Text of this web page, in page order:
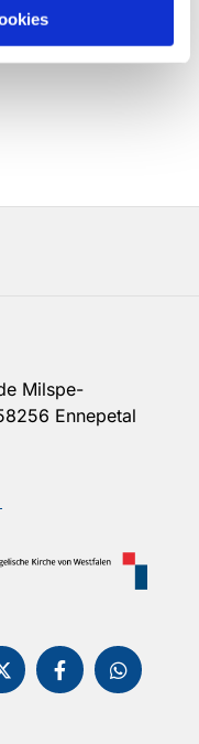
Milspe-
Ennepetal